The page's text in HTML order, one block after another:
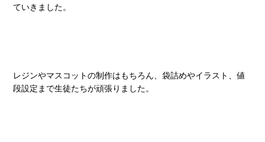
ていきました。
レジンやマスコットの制作はもちろん、袋詰めやイラスト、値
段設定まで生徒たちが頑張りました。